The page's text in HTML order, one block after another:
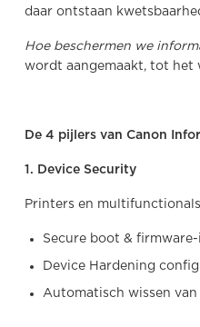
daar ontstaan
Hoe beschermen we
wordt aangemaakt, tot het
De 4 pijlers van Canon
1. Device Security
Printers en
Secure boot &
Device Hardening
Automatisch wissen van